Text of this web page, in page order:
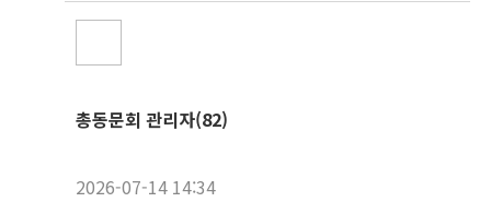
총동문회 관리자(82)
2026-07-14 14:34